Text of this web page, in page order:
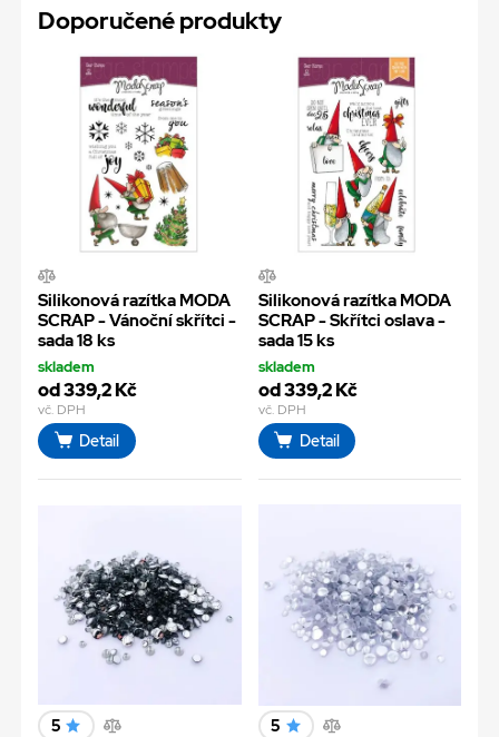
Doporučené produkty
Silikonová razítka MODA
SCRAP - Vánoční skřítci -
sada 18 ks
skladem
od 339,2 Kč
vč. DPH
Detail
Silikonová razítka MODA
SCRAP - Skřítci oslava -
sada 15 ks
skladem
od 339,2 Kč
vč. DPH
Detail
5 5